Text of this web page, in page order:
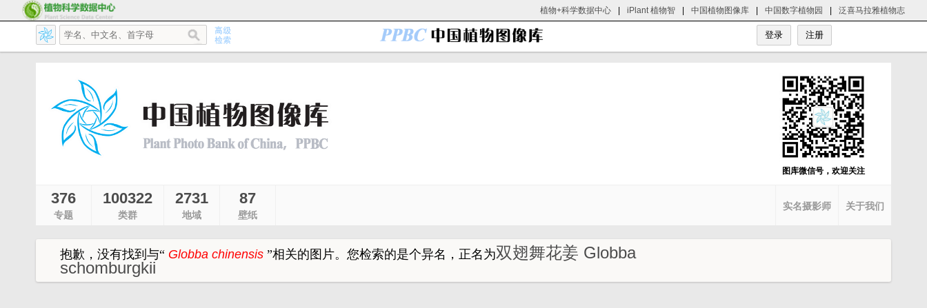
植物+科学数据中心 iPlant 植物智 中国植物图像库 中国数字植物园 泛喜马拉雅植物志
图库微信号，欢迎关注
376
专题
100322
类群
2731
地域
87
壁纸
关于我们
实名摄影师
抱歉，没有找到与“ Globba chinensis ”相关的图片。 您检索的是个异名，正名为双翅舞花姜 Globba
schomburgkii